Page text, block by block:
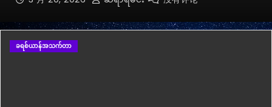
ယဇ်ပရောဟိတ်ဆိုတာဘာလဲ?
ခရစ်ယာန်အသက်တာ